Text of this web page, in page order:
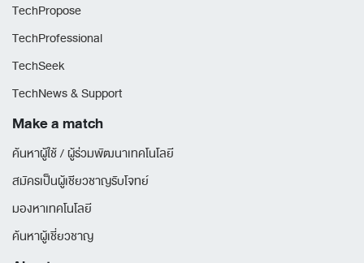
TechPropose
TechProfessional
TechSeek
TechNews & Support
Make a match
ค้นหาผู้ใช้ / ผู้ร่วมพัฒนาเทคโนโลยี
สมัครเป็นผู้เชียวชาญรับโจทย์
มองหาเทคโนโลยี
ค้นหาผู้เชี่ยวชาญ